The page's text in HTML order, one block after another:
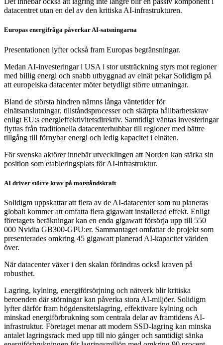
datacentret utan en del av den kritiska AI-infrastrukturen.
Europas energifråga påverkar AI-satsningarna
Presentationen lyfter också fram Europas begränsningar.
Medan AI-investeringar i USA i stor utsträckning styrs mot regioner
med billig energi och snabb utbyggnad av elnät pekar Solidigm på
att europeiska datacenter möter betydligt större utmaningar.
Bland de största hindren nämns långa väntetider för
elnätsanslutningar, tillståndsprocesser och skärpta hållbarhetskrav
enligt EU:s energieffektivitetsdirektiv. Samtidigt väntas investeringar
flyttas från traditionella datacenterhubbar till regioner med bättre
tillgång till förnybar energi och ledig kapacitet i elnäten.
För svenska aktörer innebär utvecklingen att Norden kan stärka sin
position som etableringsplats för AI-infrastruktur.
AI driver större krav på motståndskraft
Solidigm uppskattar att flera av de AI-datacenter som nu planeras
globalt kommer att omfatta flera gigawatt installerad effekt. Enligt
företagets beräkningar kan en enda gigawatt försörja upp till 550
000 Nvidia GB300-GPU:er. Sammantaget omfattar de projekt som
presenterades omkring 45 gigawatt planerad AI-kapacitet världen
över.
När datacenter växer i den skalan förändras också kraven på
robusthet.
Lagring, kylning, energiförsörjning och nätverk blir kritiska
beroenden där störningar kan påverka stora AI-miljöer. Solidigm
lyfter därför fram högdensitetslagring, effektivare kylning och
minskad energiförbrukning som centrala delar av framtidens AI-
infrastruktur. Företaget menar att modern SSD-lagring kan minska
antalet lagringsrack med upp till nio gånger och samtidigt sänka